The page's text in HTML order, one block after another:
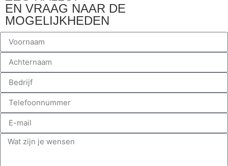
EN VRAAG NAAR DE
MOGELIJKHEDEN